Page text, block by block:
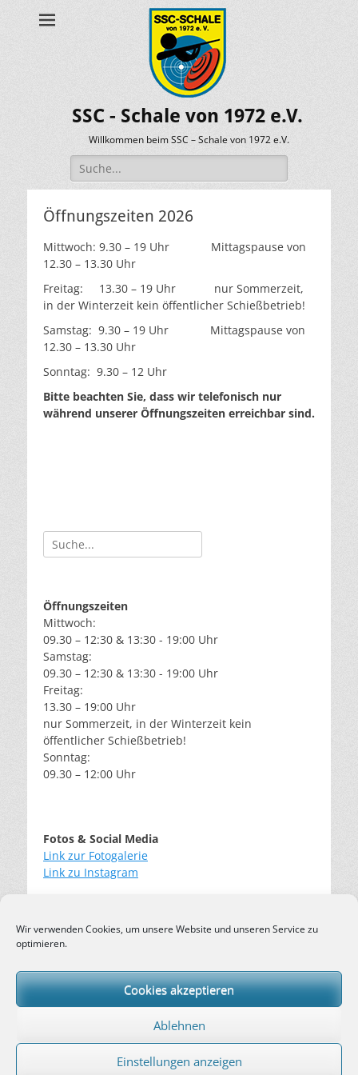
Wir verwenden Cookies, um unsere Website und unseren Service zu
optimieren.
Cookies akzeptieren
Ablehnen
Einstellungen anzeigen
SSC - Schale von 1972 e.V.
Willkommen beim SSC – Schale von 1972 e.V.
Suche
nach:
Öffnungszeiten 2026
Mittwoch: 9.30 – 19 Uhr Mittagspause von
12.30 – 13.30 Uhr
Freitag: 13.30 – 19 Uhr nur Sommerzeit,
in der Winterzeit kein öffentlicher Schießbetrieb!
Samstag: 9.30 – 19 Uhr Mittagspause von
12.30 – 13.30 Uhr
Sonntag: 9.30 – 12 Uhr
Bitte beachten Sie, dass wir telefonisch nur
während unserer Öffnungszeiten erreichbar sind.
Suche
nach:
Öffnungszeiten
Mittwoch:
09.30 – 12:30 & 13:30 - 19:00 Uhr
Samstag:
09.30 – 12:30 & 13:30 - 19:00 Uhr
Freitag:
13.30 – 19:00 Uhr
nur Sommerzeit, in der Winterzeit kein
öffentlicher Schießbetrieb!
Sonntag:
09.30 – 12:00 Uhr
Fotos & Social Media
Link zur Fotogalerie
Link zu Instagram
Login
Cookie-Richtlinie (EU)